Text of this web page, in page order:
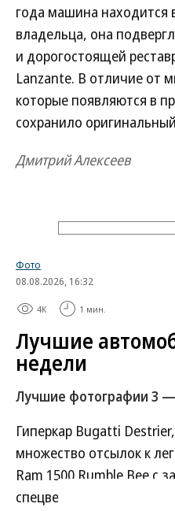
года машина
владельца, она
и дорогостоящей
Lanzante. В отличие от
которые появляются в
сохранило
Дмитрий Алексеев
Фото
4K